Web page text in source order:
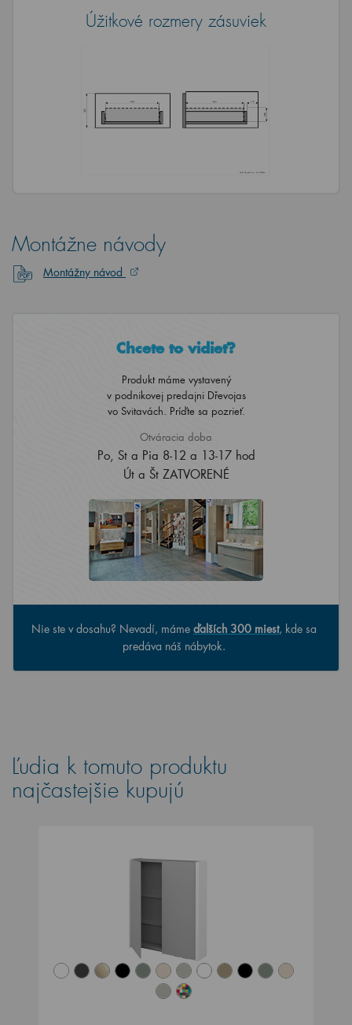
Úžitkové rozmery zásuviek
Montážne návody
Montážny návod
Chcete to vidieť?
Produkt máme vystavený
v podnikovej predajni Dřevojas
vo Svitavách. Príďte sa pozrieť.
Otváracia doba
Po, St a Pia 8-12 a 13-17 hod
Út a Št ZATVORENÉ
Nie ste v dosahu? Nevadí, máme ďalších 300 miest, kde sa
predáva náš nábytok.
Ľudia k tomuto produktu
najčastejšie kupujú